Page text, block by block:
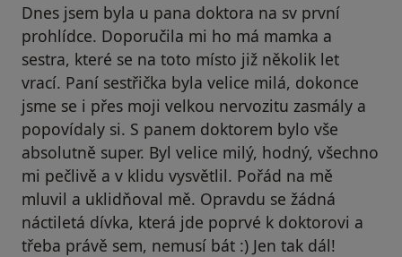
Dnes jsem byla u pana doktora na sv první
prohlídce. Doporučila mi ho má mamka a
sestra, které se na toto místo již několik let
vrací. Paní sestřička byla velice milá, dokonce
jsme se i přes moji velkou nervozitu zasmály a
popovídaly si. S panem doktorem bylo vše
absolutně super. Byl velice milý, hodný, všechno
mi pečlivě a v klidu vysvětlil. Pořád na mě
mluvil a uklidňoval mě. Opravdu se žádná
náctiletá dívka, která jde poprvé k doktorovi a
třeba právě sem, nemusí bát :) Jen tak dál!